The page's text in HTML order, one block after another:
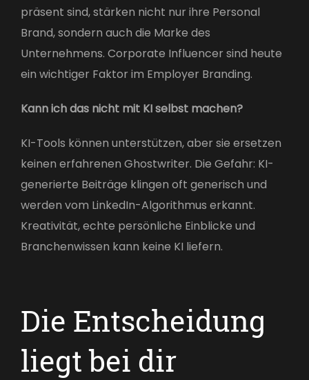
präsent sind, stärken nicht nur ihre Personal
Brand, sondern auch die Marke des
Unternehmens. Corporate Influencer sind heute
ein wichtiger Faktor im Employer Branding.
Kann ich das nicht mit KI selbst machen?
KI-Tools können unterstützen, aber sie ersetzen
keinen erfahrenen Ghostwriter. Die Gefahr: KI-
generierte Beiträge klingen oft generisch und
werden vom LinkedIn-Algorithmus erkannt.
Kreativität, echte persönliche Einblicke und
Branchenwissen kann keine KI liefern.
Die Entscheidung
liegt bei dir